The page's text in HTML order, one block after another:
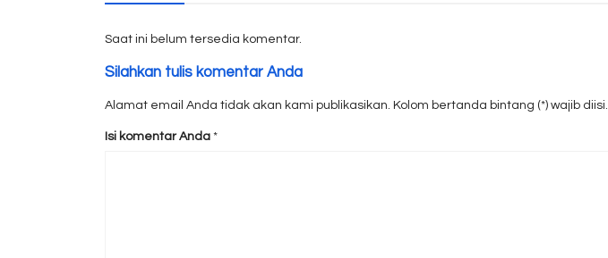
Saat ini belum tersedia komentar.
Silahkan tulis komentar Anda
Alamat email Anda tidak akan kami publikasikan. Kolom bertanda bintang (*) wajib diisi.
Isi komentar Anda *